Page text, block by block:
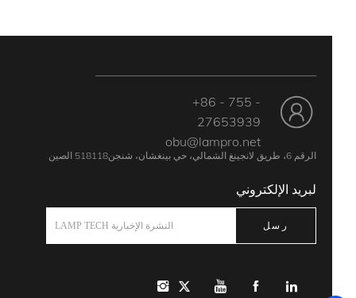
+86 - 755 -
27653939
obu@lampro.net
الرقم 6، طريق لانجينغ الشمالي، حي بينغشان، شنجن518118 الصين
لبريد الإلكتروني
النشرة الإخبارية LAMP TECH رسل